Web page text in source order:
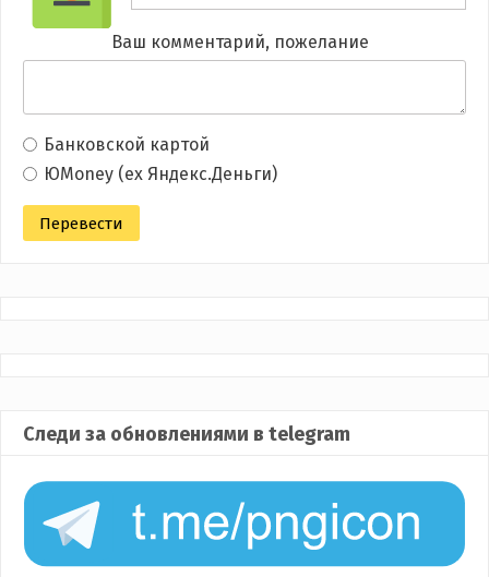
Ваш комментарий, пожелание
Банковской картой
ЮMoney (ex Яндекс.Деньги)
Следи за обновлениями в telegram